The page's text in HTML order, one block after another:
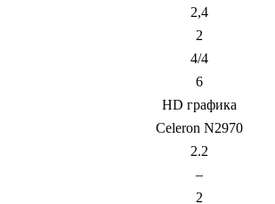
2,4
2
4/4
6
HD графика
Celeron N2970
2.2
–
2